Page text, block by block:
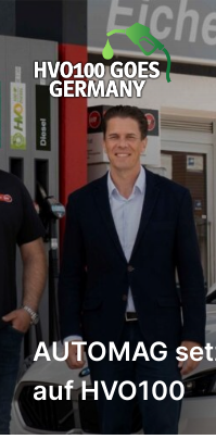
Inhalt
springen
AUTOMAG
auf HVO100